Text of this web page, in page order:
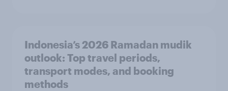
Indonesia’s 2026 Ramadan mudik
outlook: Top travel periods,
transport modes, and booking
methods